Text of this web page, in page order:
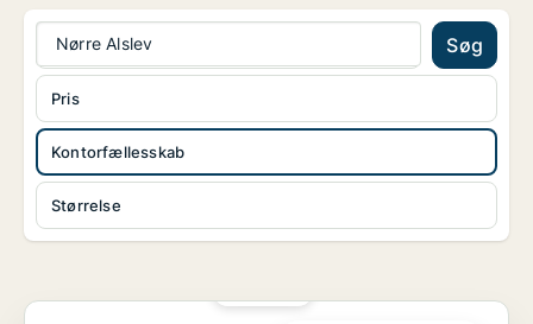
Nørre Alslev Søg
Kontorfællesskab
Størrelse
Pris
Værksted i Næstved